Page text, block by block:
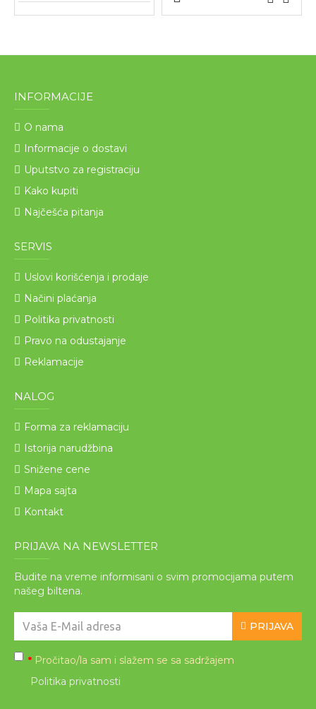
INFORMACIJE
O nama
Informacije o dostavi
Uputstvo za registraciju
Kako kupiti
Najčešća pitanja
SERVIS
Uslovi korišćenja i prodaje
Načini plaćanja
Politika privatnosti
Pravo na odustajanje
Reklamacije
NALOG
Forma za reklamaciju
Istorija narudžbina
Snižene cene
Mapa sajta
Kontakt
PRIJAVA NA NEWSLETTER
Budite na vreme informisani o svim promocijama putem
našeg biltena.
PRIJAVA
* Pročitao/la sam i slažem se sa sadržajem
Politika privatnosti